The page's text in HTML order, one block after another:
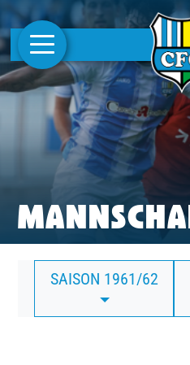
AKTUELLES
1. MANNSCHAFT
FRAUEN
CAMPUS
CLUB
BUSINESS
SAISON 1961/62